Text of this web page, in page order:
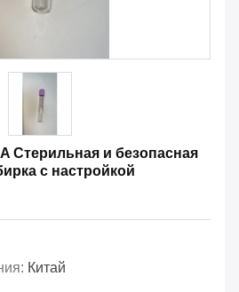
Стерильная и безопасная
с настройкой
Китай